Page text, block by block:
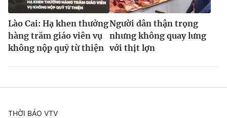
Lào Cai: Hạ khen thưởng
hàng trăm giáo viên vụ
không nộp quỹ từ thiện
Người dân thận trọng
nhưng không quay lưng
với thịt lợn
THỜI BÁO VTV